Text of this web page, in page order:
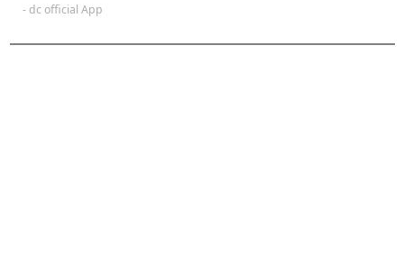
- dc official App